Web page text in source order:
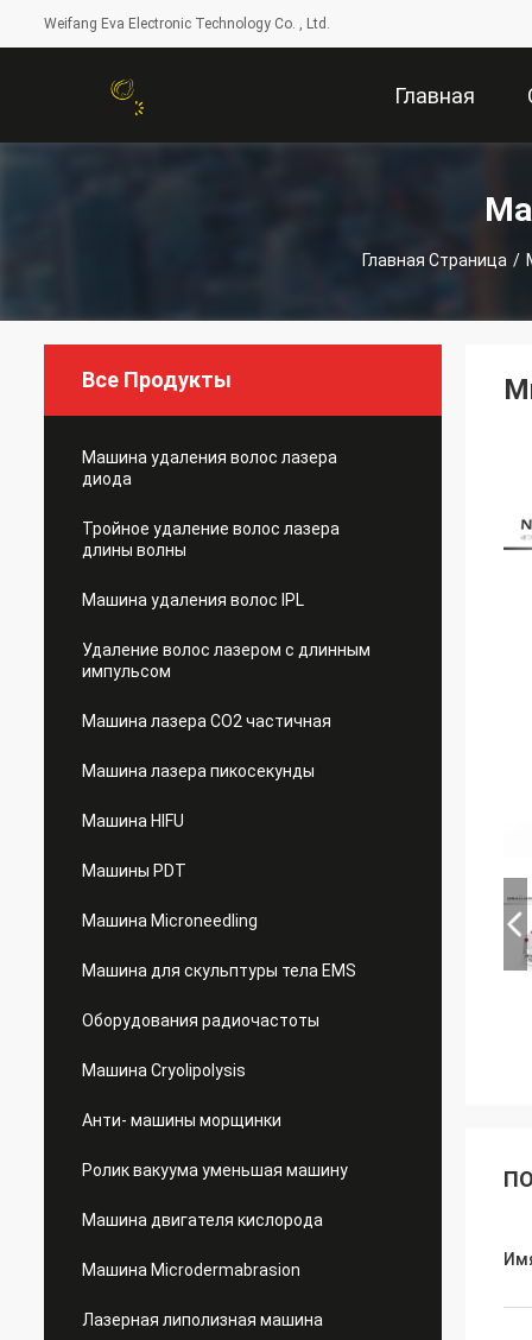
Weifang Eva Electronic Technology Co. , Ltd.
Главная
Главная Страница /
Все Продукты
Машина удаления волос лазера
диода
Тройное удаление волос лазера
длины волны
Машина удаления волос IPL
Удаление волос лазером с длинным
импульсом
Машина лазера СО2 частичная
Машина лазера пикосекунды
Машина HIFU
Машины PDT
Машина Microneedling
Машина для скульптуры тела EMS
Оборудования радиочастоты
Машина Cryolipolysis
Анти- машины морщинки
Ролик вакуума уменьшая машину
Машина двигателя кислорода
Машина Microdermabrasion
Лазерная липолизная машина